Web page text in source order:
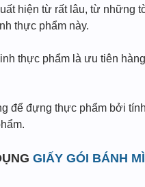
hiện từ rất lâu, từ những
thực phẩm này.
thực phẩm là ưu tiên
để đựng thực phẩm bởi
GIẤY GÓI BÁNH MÌ